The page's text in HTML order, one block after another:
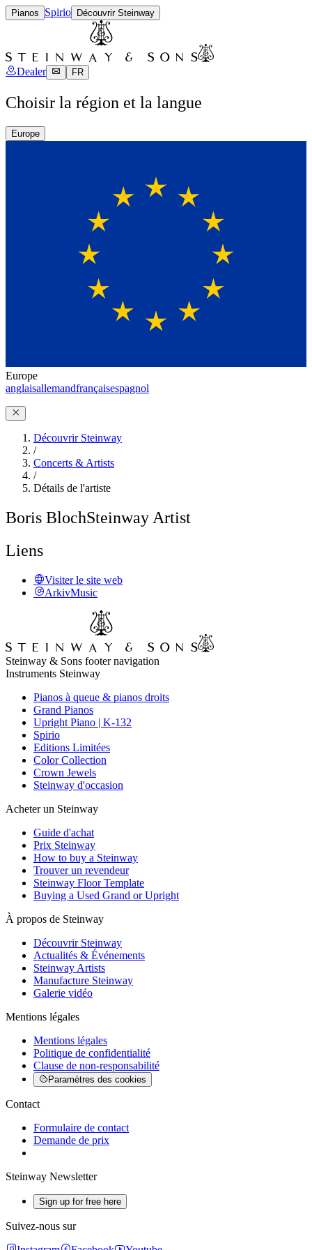
Pianos Spirio Découvrir Steinway
Dealer FR
Choisir la région et la langue
Europe
Europe
anglaisallemandfrançaisespagnol
Découvrir Steinway
/
Concerts & Artists
/
Détails de l'artiste
Boris BlochSteinway Artist
Liens
Visiter le site web
ArkivMusic
Steinway & Sons footer navigation
Instruments Steinway
Pianos à queue & pianos droits
Grand Pianos
Upright Piano | K-132
Spirio
Editions Limitées
Color Collection
Crown Jewels
Steinway d'occasion
Acheter un Steinway
Guide d'achat
Prix Steinway
How to buy a Steinway
Trouver un revendeur
Steinway Floor Template
Buying a Used Grand or Upright
À propos de Steinway
Découvrir Steinway
Actualités & Événements
Steinway Artists
Manufacture Steinway
Galerie vidéo
Mentions légales
Mentions légales
Politique de confidentialité
Clause de non-responsabilité
Paramètres des cookies
Contact
Formulaire de contact
Demande de prix
Steinway Newsletter
Sign up for free here
Suivez-nous sur